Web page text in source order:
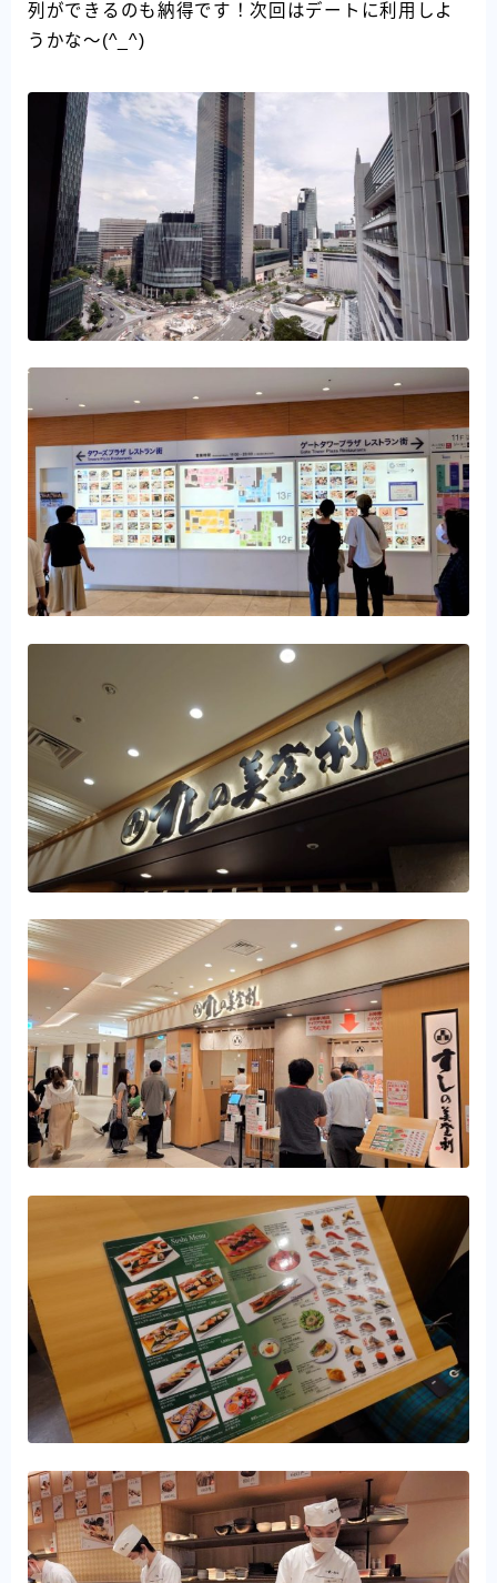
列ができるのも納得です！次回はデートに利用しよ
うかな～(^_^)